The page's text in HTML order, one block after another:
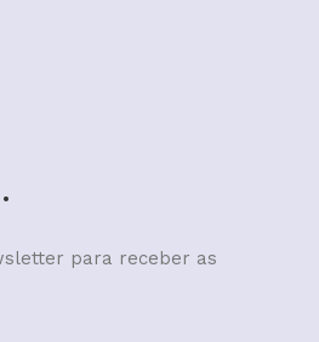
para receber as